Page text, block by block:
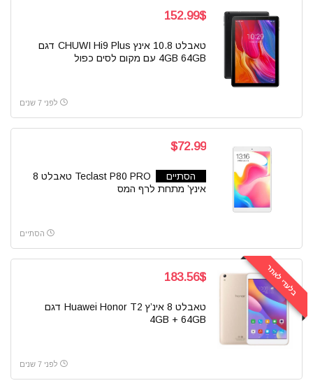
152.99$
טאבלט 10.8 אינץ CHUWI Hi9 Plus דגם
4GB 64GB עם מקום לסים כפול
לפני 7 שנים
$72.99
הסתיים
Teclast P80 PRO טאבלט 8
אינץ’ מתחת לרף המס
הסתיים
בלעדי לאתר 183.56$
טאבלט 8 אינ’ץ Huawei Honor T2 דגם
4GB + 64GB
לפני 7 שנים